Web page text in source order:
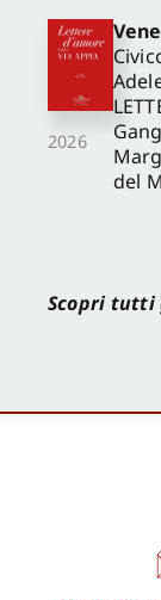
2026
del
Scopri tutti